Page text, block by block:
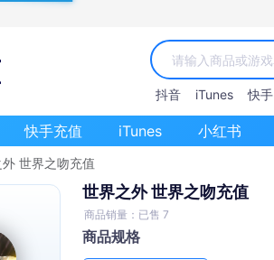
抖音 iTunes 快手
快手充值 iTunes 小红书
世界之吻充值
世界之外 世界之吻充值
商品销量：已售 7
商品规格